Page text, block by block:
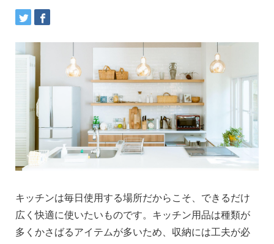
キッチンは毎日使用する場所だからこそ、できるだけ
広く快適に使いたいものです。キッチン用品は種類が
多くかさばるアイテムが多いため、収納には工夫が必